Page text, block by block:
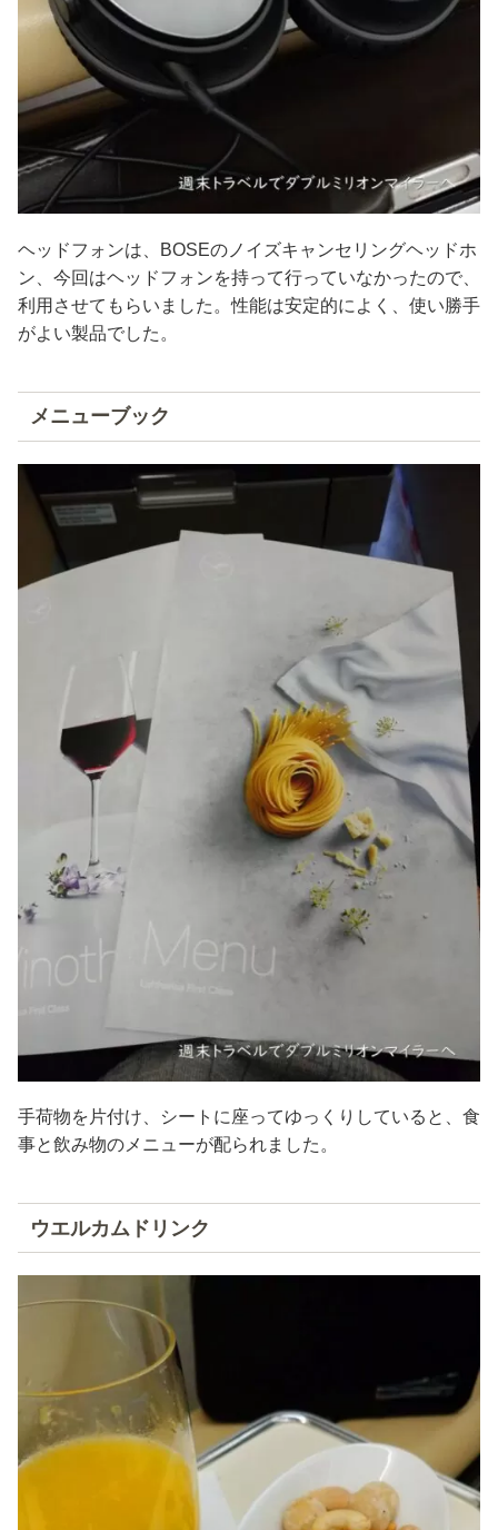
ヘッドフォンは、BOSEのノイズキャンセリングヘッドホ
ン、今回はヘッドフォンを持って行っていなかったので、
利用させてもらいました。性能は安定的によく、使い勝手
がよい製品でした。
メニューブック
手荷物を片付け、シートに座ってゆっくりしていると、食
事と飲み物のメニューが配られました。
ウエルカムドリンク